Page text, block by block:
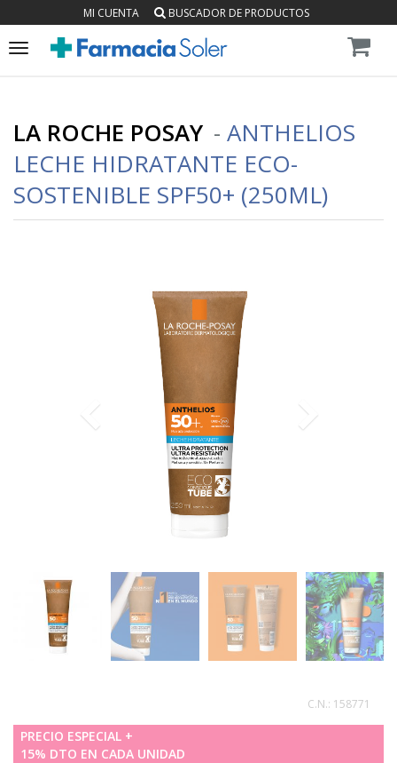
MI CUENTA BUSCADOR DE PRODUCTOS
Toggle
LA ROCHE POSAY - ANTHELIOS
LECHE HIDRATANTE ECO-
SOSTENIBLE SPF50+ (250ML)
C.N.: 158771
PRECIO ESPECIAL +
15% DTO EN CADA UNIDAD